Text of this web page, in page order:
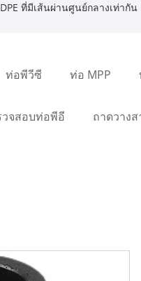
ที่มีเส้นผ่านศูนย์กลางเท่ากัน
ท่อพีวีซี ท่อ MPP
วจสอบท่อพีอี ถาดวาง